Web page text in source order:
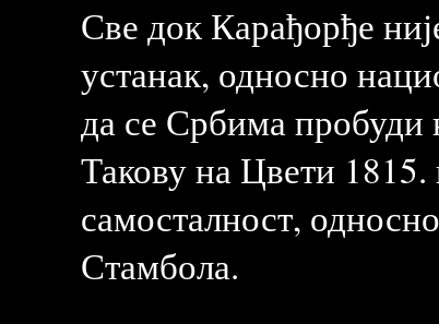
Све док Карађорђе
устанак, односно
да се Србима пробуди
Такову на Цвети 1815.
самосталност,
Стамбола.